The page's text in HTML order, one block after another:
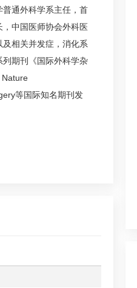
通外科学系主任，首
中国医师协会外科医
相关并发症，消化系
期刊《国际外科学杂
Nature
等国际知名期刊发